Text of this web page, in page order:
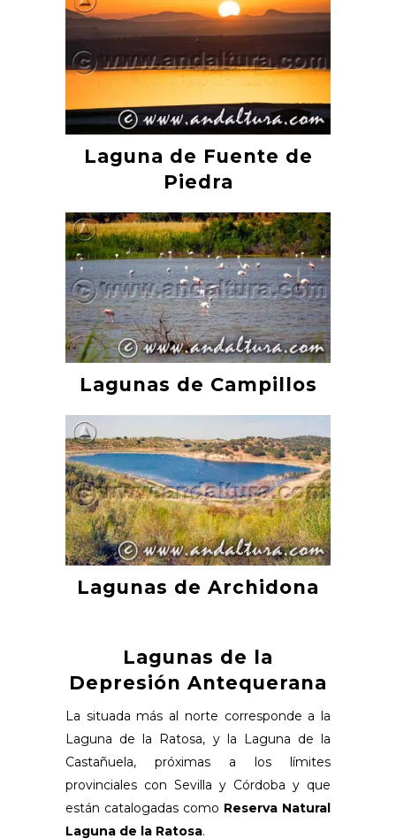
Laguna de Fuente de
Piedra
Lagunas de Campillos
Lagunas de Archidona
Lagunas de la
Depresión Antequerana
La situada más al norte corresponde a la
Laguna de la Ratosa, y la Laguna de la
Castañuela, próximas a los límites
provinciales con Sevilla y Córdoba y que
están catalogadas como Reserva Natural
Laguna de la Ratosa.